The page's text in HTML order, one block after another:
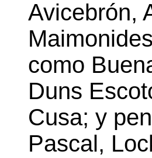
Avicebrón,
como
Duns
Cusa; y
Pascal,